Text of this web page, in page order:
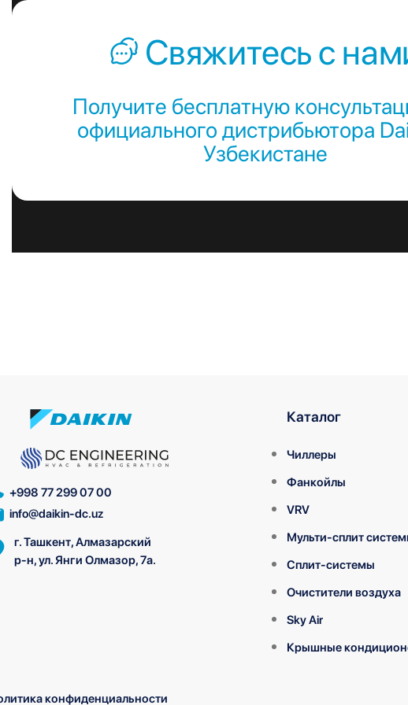
Свяжитесь с
Получите бесплатную
официального дистрибьютора
Узбекистане
+998 77 299 07 00
info@daikin-dc.uz
г. Ташкент, Алмазарский
р-н, ул. Янги Олмазор, 7а.
Каталог
Чиллеры
Фанкойлы
VRV
Мульти-сплит
Сплит-системы
Очистители воздуха
Sky Air
Крышные
конфиденциальности